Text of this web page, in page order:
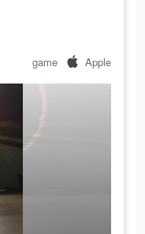
game Apple